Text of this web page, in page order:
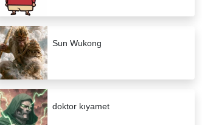
Sun Wukong
doktor kıyamet